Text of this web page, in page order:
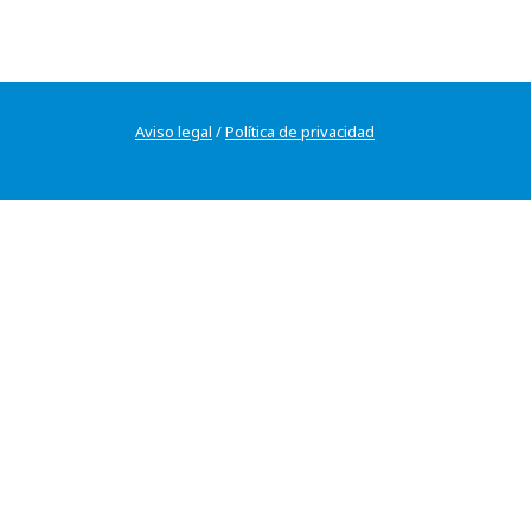
Aviso legal /Política de privacidad